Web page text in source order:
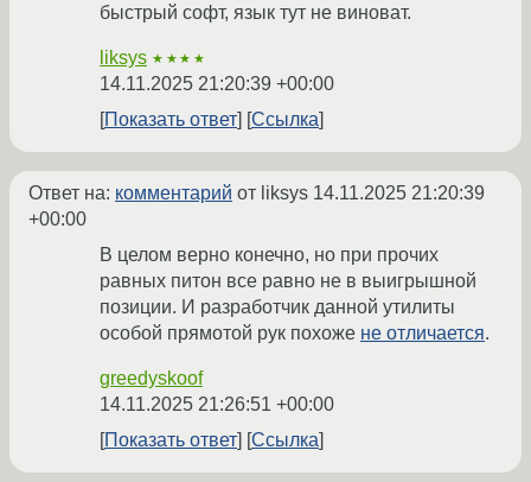
быстрый софт, язык тут не виноват.
liksys ★★★★
14.11.2025 21:20:39 +00:00
Показать ответ
Ссылка
Ответ на: комментарий от liksys 14.11.2025 21:20:39
+00:00
В целом верно конечно, но при прочих
равных питон все равно не в выигрышной
позиции. И разработчик данной утилиты
особой прямотой рук похоже не отличается.
greedyskoof
14.11.2025 21:26:51 +00:00
Показать ответ
Ссылка